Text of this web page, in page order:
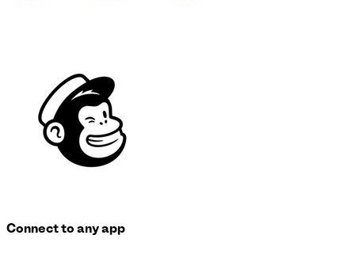
Connect to any app